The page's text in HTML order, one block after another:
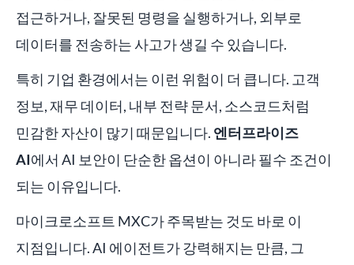
접근하거나, 잘못된 명령을 실행하거나, 외부로
데이터를 전송하는 사고가 생길 수 있습니다.
특히 기업 환경에서는 이런 위험이 더 큽니다. 고객
정보, 재무 데이터, 내부 전략 문서, 소스코드처럼
민감한 자산이 많기 때문입니다. 엔터프라이즈
AI에서 AI 보안이 단순한 옵션이 아니라 필수 조건이
되는 이유입니다.
마이크로소프트 MXC가 주목받는 것도 바로 이
지점입니다. AI 에이전트가 강력해지는 만큼, 그